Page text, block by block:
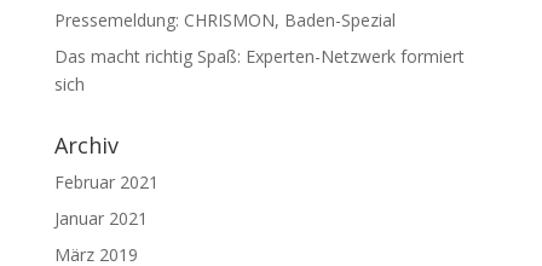
Pressemeldung: CHRISMON, Baden-Spezial
Das macht richtig Spaß: Experten-Netzwerk formiert
sich
Archiv
Februar 2021
Januar 2021
März 2019